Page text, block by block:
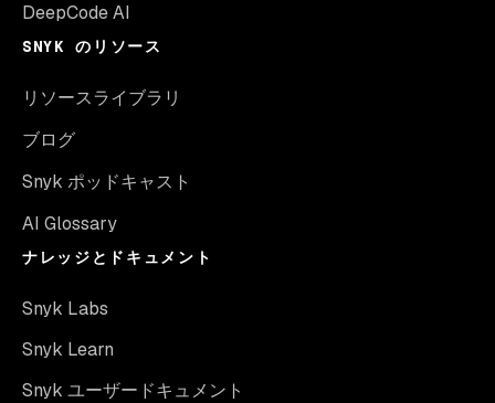
DeepCode AI
SNYK のリソース
リソースライブラリ
ブログ
Snyk ポッドキャスト
AI Glossary
ナレッジとドキュメント
Snyk Labs
Snyk Learn
Snyk ユーザードキュメント